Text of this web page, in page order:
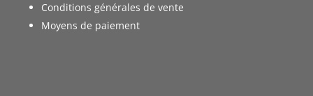
Conditions générales de vente
Moyens de paiement